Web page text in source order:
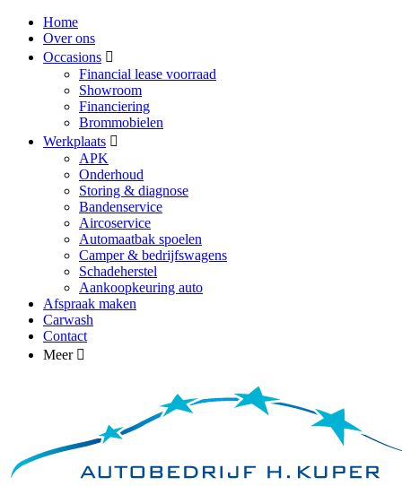
Home
Over ons
Occasions
Financial lease voorraad
Showroom
Financiering
Brommobielen
Werkplaats
APK
Onderhoud
Storing & diagnose
Bandenservice
Aircoservice
Automaatbak spoelen
Camper & bedrijfswagens
Schadeherstel
Aankoopkeuring auto
Afspraak maken
Carwash
Contact
Meer